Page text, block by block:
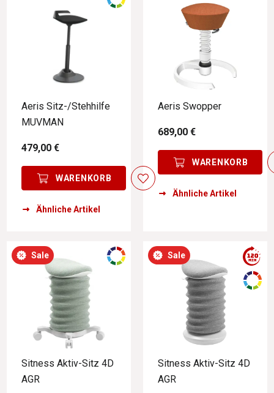
Aeris Sitz-/Stehhilfe
MUVMAN
479,00 €
WARENKORB
Ähnliche Artikel
Aeris Swopper
689,00 €
WARENKORB
Ähnliche Artikel
Sale
Sitness Aktiv-Sitz 4D
AGR
Sale
Sitness Aktiv-Sitz 4D
AGR